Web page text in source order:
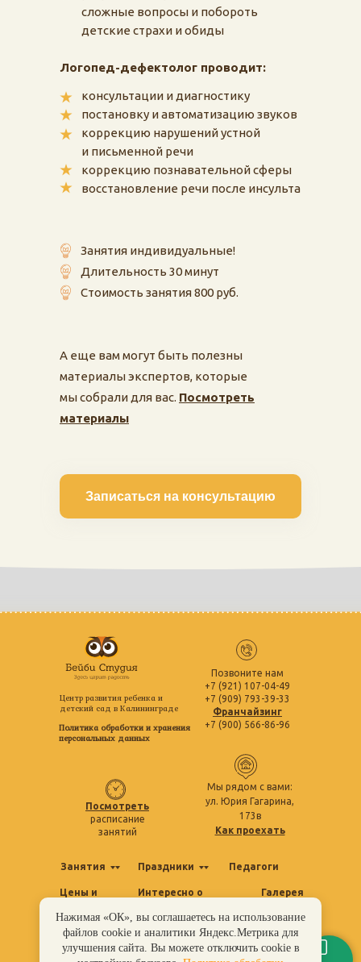
Логопед-дефектолог проводит:
сложные вопросы и побороть
детские страхи и обиды
консультации и диагностику
постановку и автоматизацию звуков
коррекцию нарушений устной
и письменной речи
коррекцию познавательной сферы
восстановление речи после инсульта
Занятия индивидуальные!
Длительность 30 минут
Стоимость занятия 800 руб.
А еще вам могут быть полезны
материалы экспертов, которые
мы собрали для вас. Посмотреть
материалы
Записаться на консультацию
Политика обработки и хранения
персональных данных
Центр развития ребенка и
детский сад в Калининграде
Мы рядом с вами:
ул. Юрия Гагарина,
173в
Как проехать
Позвоните нам
Посмотреть
расписание
занятий
Занятия
ИЗО
Шахматы
Мультипликация
Педагоги
Цены и
Праздники
Интересно о
Галерея
Отзывы Контакты
Детские
+7 (909) 793-39-33
+7 (921) 107-04-49
Франчайзинг
+7 (900) 566-86-96
Нажимая «ОК», вы соглашаетесь на использование
файлов cookie и аналитики Яндекс.Метрика для
улучшения сайта. Вы можете отключить cookie в